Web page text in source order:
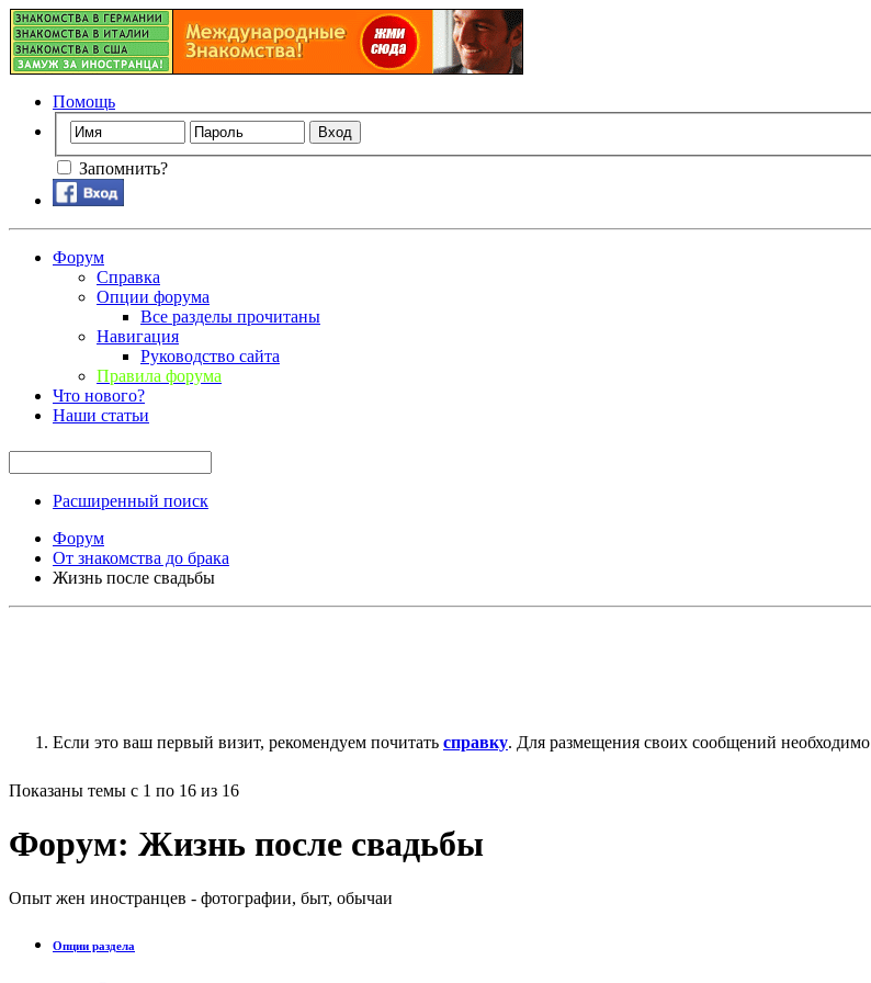
Помощь
Запомнить?
Форум
Справка
Опции форума
Все разделы прочитаны
Навигация
Руководство сайта
Правила форума
Что нового?
Наши статьи
Расширенный поиск
Форум
От знакомства до брака
Жизнь после свадьбы
Если это ваш первый визит, рекомендуем почитать справку. Для размещения своих сообщений необходимо
Показаны темы с 1 по 16 из 16
Форум: Жизнь после свадьбы
Опыт жен иностранцев - фотографии, быт, обычаи
Опции раздела